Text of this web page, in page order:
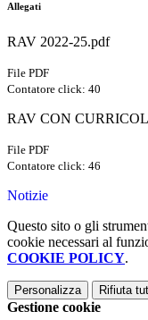
Allegati
RAV 2022-25.pdf
File PDF
Contatore click: 40
RAV CON
File PDF
Contatore click: 46
Notizie
Questo sito o gli
cookie necessari al
COOKIE POLICY.
Personalizza Rifiuta
Gestione cookie